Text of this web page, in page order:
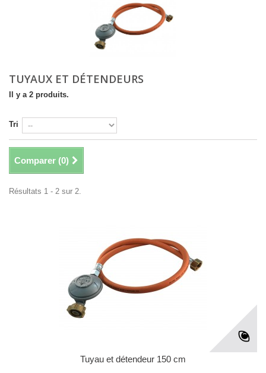
TUYAUX ET DÉTENDEURS
Il y a 2 produits.
Tri
Comparer (0)
Résultats 1 - 2 sur 2.
Tuyau et détendeur 150 cm